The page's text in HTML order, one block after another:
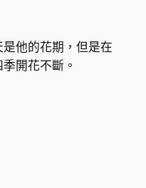
1
他的花期，但是在
開花不斷。